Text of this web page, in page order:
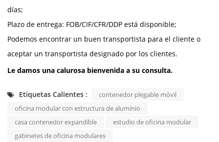
días;
Plazo de entrega: FOB/CIF/CFR/DDP está disponible;
Podemos encontrar un buen transportista para el cliente o
aceptar un transportista designado por los clientes.
Le damos una calurosa bienvenida a su consulta.
Etiquetas Calientes :
contenedor plegable móvil
oficina modular con estructura de aluminio
casa contenedor expandible
estudio de oficina modular
gabinetes de oficina modulares